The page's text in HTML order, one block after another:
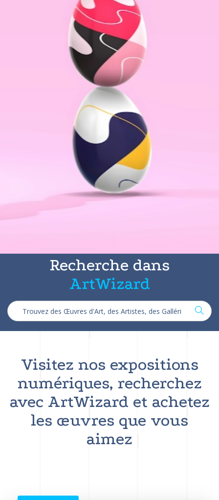
Recherche dans
ArtWizard
Visitez nos expositions
numériques, recherchez
avec ArtWizard et achetez
les œuvres que vous
aimez